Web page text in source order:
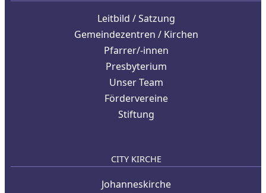
Leitbild / Satzung
Gemeindezentren / Kirchen
Pfarrer/-innen
Presbyterium
Unser Team
Fördervereine
Stiftung
CITY KIRCHE
Johanneskirche